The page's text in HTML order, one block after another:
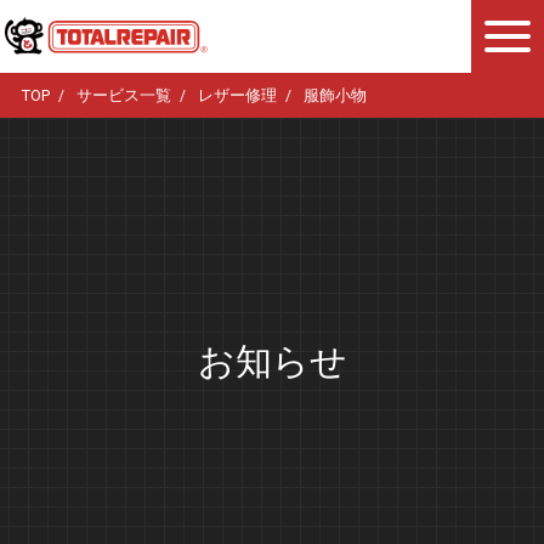
TOP サービス一覧 レザー修理 服飾小物
お知らせ